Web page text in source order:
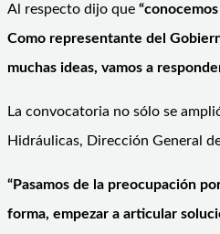
Al respecto dijo que
Como representante del
muchas ideas, vamos a
La convocatoria no sólo se
Hidráulicas, Dirección General
“Pasamos de la preocupación
forma, empezar a articular